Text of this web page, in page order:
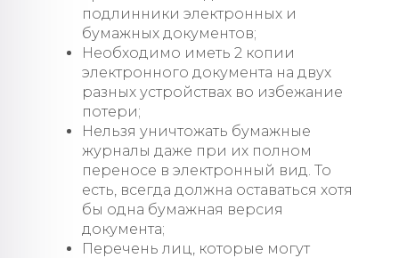
подлинники электронных и
бумажных документов;
Необходимо иметь 2 копии
электронного документа на двух
разных устройствах во избежание
потери;
Нельзя уничтожать бумажные
журналы даже при их полном
переносе в электронный вид. То
есть, всегда должна оставаться хотя
бы одна бумажная версия
документа;
Перечень лиц, которые могут